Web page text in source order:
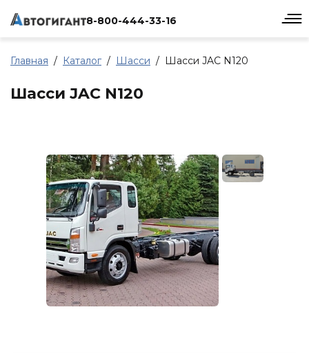
8-800-444-33-16
Главная Каталог Шасси Шасси JAC N120
Шасси JAC N120